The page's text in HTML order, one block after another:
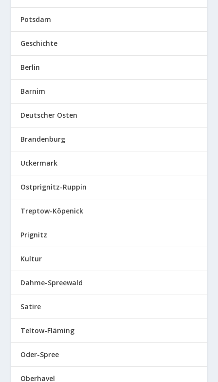
Potsdam
Geschichte
Berlin
Barnim
Deutscher Osten
Brandenburg
Uckermark
Ostprignitz-Ruppin
Treptow-Köpenick
Prignitz
Kultur
Dahme-Spreewald
Satire
Teltow-Fläming
Oder-Spree
Oberhavel